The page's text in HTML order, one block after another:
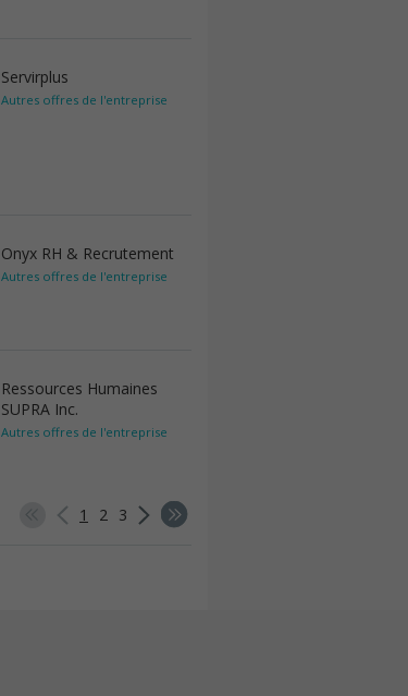
Servirplus
Autres offres de l'entreprise
Onyx RH & Recrutement
Autres offres de l'entreprise
Ressources Humaines
SUPRA Inc.
Autres offres de l'entreprise
1 2 3